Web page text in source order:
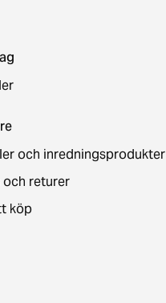
och inredningsprodukter
och returer
köp